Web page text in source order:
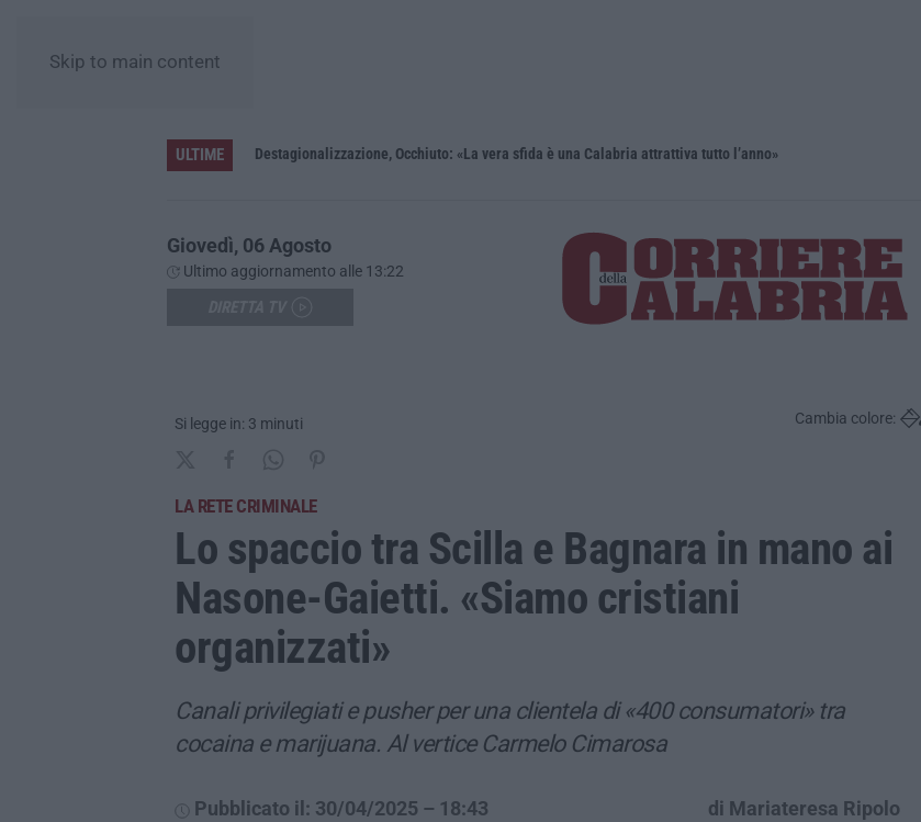
Skip to main content
ULTIME Destagionalizzazione, Occhiuto: «La vera sfida è una Calabria attrattiva tutto l’anno»
Giovedì, 06 Agosto
Ultimo aggiornamento alle 13:22
Si legge in: 3 minuti Cambia colore:
LA RETE CRIMINALE
Lo spaccio tra Scilla e Bagnara in mano ai
Nasone-Gaietti. «Siamo cristiani
organizzati»
Canali privilegiati e pusher per una clientela di «400 consumatori» tra
cocaina e marijuana. Al vertice Carmelo Cimarosa
Pubblicato il: 30/04/2025 – 18:43 di Mariateresa Ripolo